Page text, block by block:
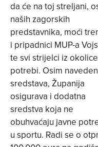
da će na toj streljani,
naših zagorskih
predstavnika, moći
i pripadnici MUP-a
te svi strijelci iz
potrebi. Osim
sredstava, Županija
osigurava i dodatna
sredstva koja ne
obuhvaćaju javne
u sportu. Radi se o